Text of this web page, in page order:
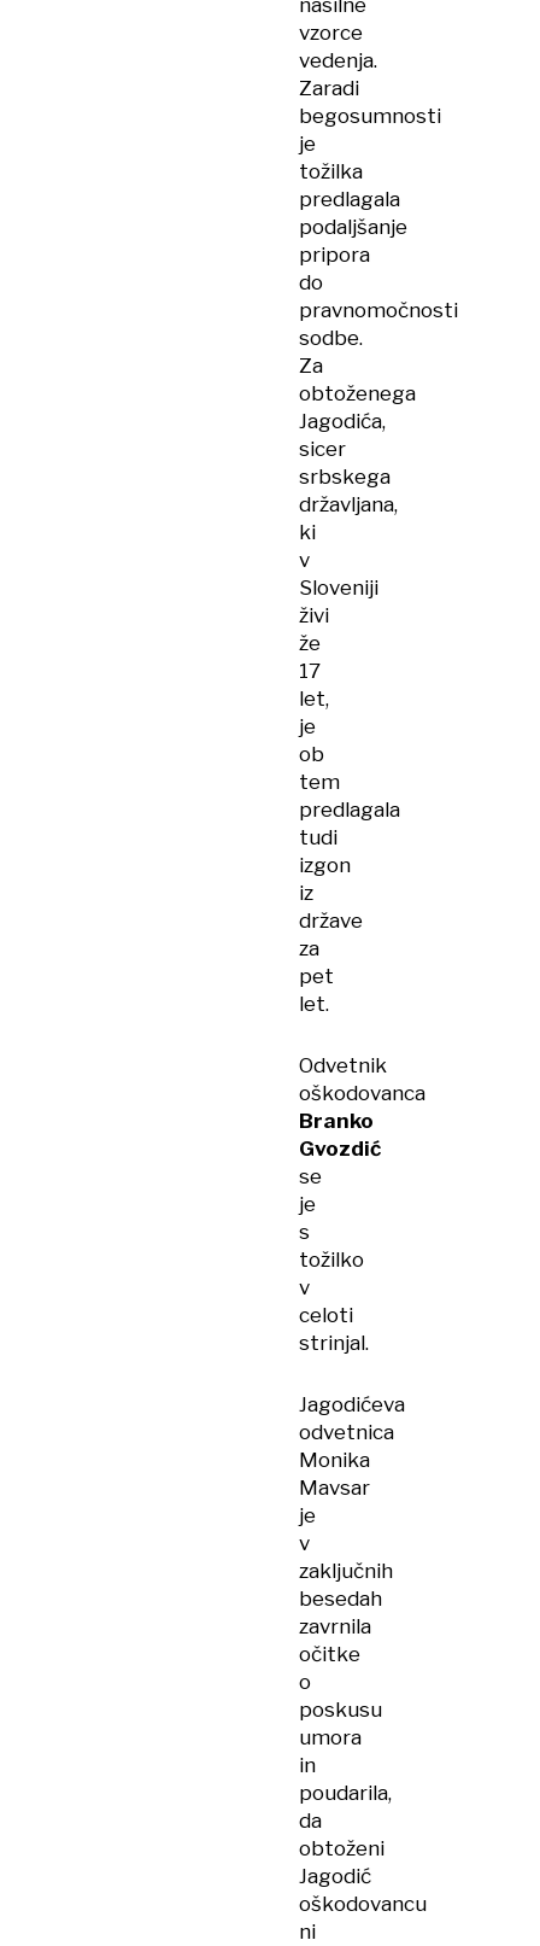
nasilne
vzorce
vedenja.
Zaradi
begosumnosti
je
tožilka
predlagala
podaljšanje
pripora
do
pravnomočnosti
sodbe.
Za
obtoženega
Jagodića,
sicer
srbskega
državljana,
ki
v
Sloveniji
živi
že
17
let,
je
ob
tem
predlagala
tudi
izgon
iz
države
za
pet
let.
Odvetnik
oškodovanca
Branko
Gvozdić
se
je
s
tožilko
v
celoti
strinjal.
Jagodićeva
odvetnica
Monika
Mavsar
je
v
zaključnih
besedah
zavrnila
očitke
o
poskusu
umora
in
poudarila,
da
obtoženi
Jagodić
oškodovancu
ni